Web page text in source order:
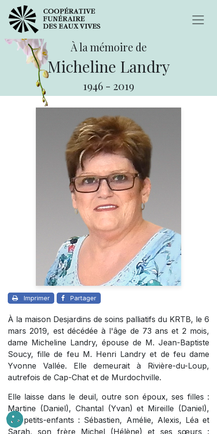
À la mémoire de
Micheline Landry
1946 - 2019
Imprimer Partager
À la maison Desjardins de soins palliatifs du KRTB, le 6
mars 2019, est décédée à l'âge de 73 ans et 2 mois,
dame Micheline Landry, épouse de M. Jean-Baptiste
Soucy, fille de feu M. Henri Landry et de feu dame
Yvonne Vallée. Elle demeurait à Rivière-du-Loup,
autrefois de Cap-Chat et de Murdochville.
Elle laisse dans le deuil, outre son époux, ses filles :
Martine (Daniel), Chantal (Yvan) et Mireille (Daniel),
ses petits-enfants : Sébastien, Amélie, Alexis, Léa et
Sarah, son frère Michel (Hélène) et ses sœurs :